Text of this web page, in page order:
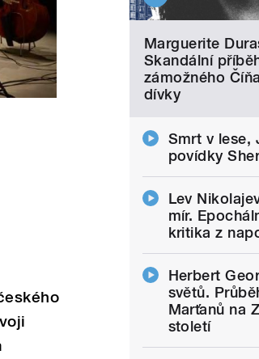
Marguerite
Skandální
zámožného
dívky
Smrt v lese,
povídky
Lev
mír.
kritika z
Herbert
světů.
Marťanů na
století